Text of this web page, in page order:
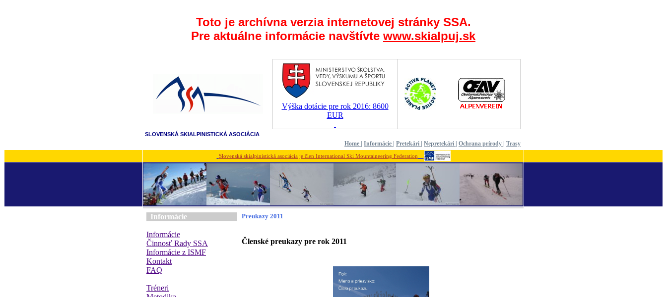
Toto je archívna verzia internetovej stránky SSA.
Pre aktuálne informácie navštívte www.skialpuj.sk
Výška dotácie pre rok 2016: 8600
EUR
SLOVENSKÁ SKIALPINISTICKÁ ASOCIÁCIA
Home Informácie Pretekári Nepretekári Ochrana prírody Trasy
Slovenská skialpinistická asociácia je člen International Ski Mountaineering Federation
Informácie
Informácie
Činnosť Rady SSA
Informácie z ISMF
Kontakt
FAQ
Tréneri
Preukazy 2011
Členské preukazy pre rok 2011